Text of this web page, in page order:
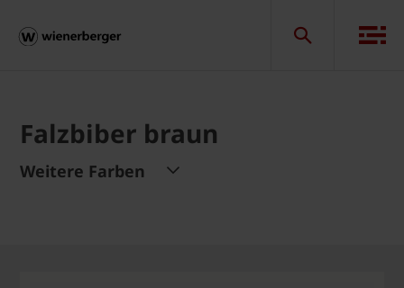
Falzbiber braun
Weitere Farben